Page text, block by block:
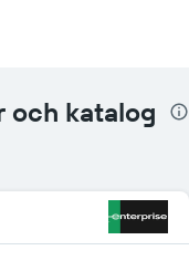
och katalog